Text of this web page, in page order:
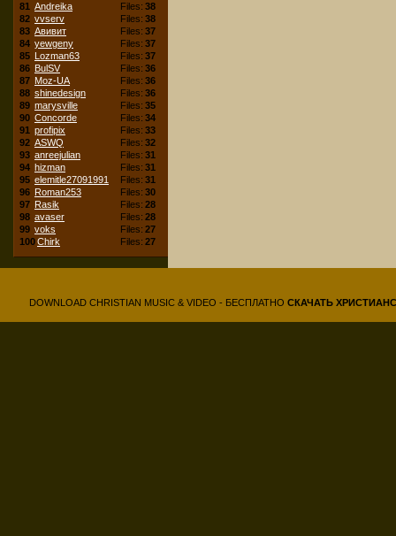
81 Andreika Files: 38
82 vvserv Files: 38
83 Авивит Files: 37
84 yewgeny Files: 37
85 Lozman63 Files: 37
86 BulSV Files: 36
87 Moz-UA Files: 36
88 shinedesign Files: 36
89 marysville Files: 35
90 Concorde Files: 34
91 profipix Files: 33
92 ASWQ Files: 32
93 anreejulian Files: 31
94 hizman Files: 31
95 elemitle27091991 Files: 31
96 Roman253 Files: 30
97 Rasik Files: 28
98 avaser Files: 28
99 voks Files: 27
100Chirk Files: 27
DOWNLOAD CHRISTIAN MUSIC & VIDEO - БЕСПЛАТНО СКАЧАТЬ